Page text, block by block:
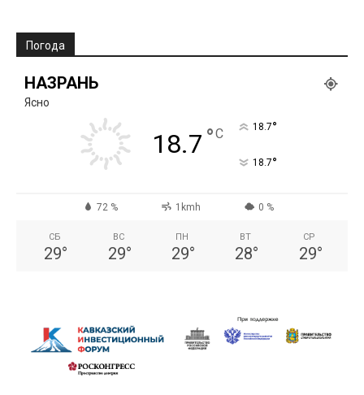
Погода
НАЗРАНЬ
Ясно
18.7 °C 18.7°
18.7°
72 % 1kmh 0 %
СБ
29°
ВС
29°
ПН
29°
ВТ
28°
СР
29°